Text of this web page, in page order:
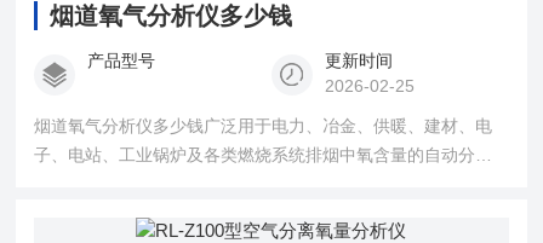
烟道氧气分析仪多少钱
产品型号
更新时间
2026-02-25
烟道氧气分析仪多少钱广泛用于电力、冶金、供暖、建材、电
子、电站、工业锅炉及各类燃烧系统排烟中氧含量的自动分